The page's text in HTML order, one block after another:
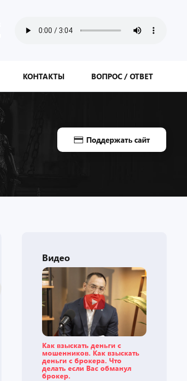
КОНТАКТЫ ВОПРОС / ОТВЕТ
Поддержать сайт
Видео
Как взыскать деньги с
мошенников. Как взыскать
деньги с брокера. Что
делать если Вас обманул
брокер.